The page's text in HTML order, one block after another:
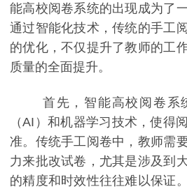
能高校阅卷系统的出现成为了
通过智能化技术，传统的手工
的优化，不仅提升了教师的工
质量的全面提升。
首先，智能高校阅卷系
（AI）和机器学习技术，使得
准。传统手工阅卷中，教师需
力来批改试卷，尤其是涉及到
的精度和时效性往往难以保证